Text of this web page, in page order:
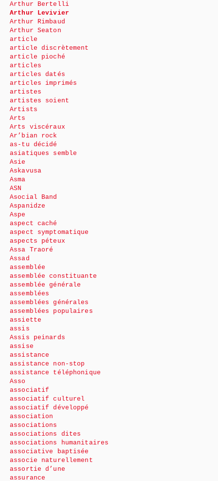
Arthur Bertelli
Arthur Levivier
Arthur Rimbaud
Arthur Seaton
article
article discrètement
article pioché
articles
articles datés
articles imprimés
artistes
artistes soient
Artists
Arts
Arts viscéraux
Ar’bian rock
as-tu décidé
asiatiques semble
Asie
Askavusa
Asma
ASN
Asocial Band
Aspanidze
Aspe
aspect caché
aspect symptomatique
aspects péteux
Assa Traoré
Assad
assemblée
assemblée constituante
assemblée générale
assemblées
assemblées générales
assemblées populaires
assiette
assis
Assis peinards
assise
assistance
assistance non-stop
assistance téléphonique
Asso
associatif
associatif culturel
associatif développé
association
associations
associations dites
associations humanitaires
associative baptisée
associe naturellement
assortie d’une
assurance